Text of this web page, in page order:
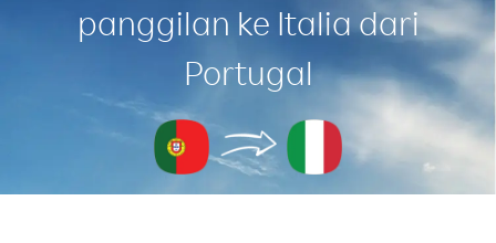
panggilan ke Italia dari
Portugal